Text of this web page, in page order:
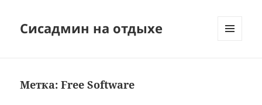
Сисадмин на отдыхе
Метка:Free Software